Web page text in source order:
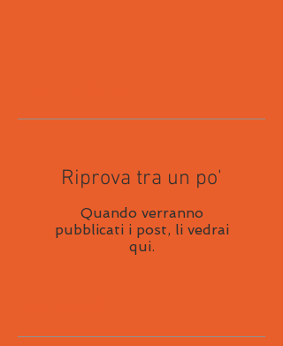
Riprova tra un po'
Quando verranno
pubblicati i post, li vedrai
qui.